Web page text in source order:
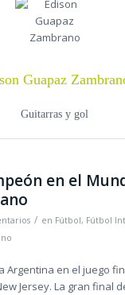
Guapaz
Guitarras y gol
en el
/ en Fútbol, Fútbol
Argentina en el juego
Jersey. La gran final